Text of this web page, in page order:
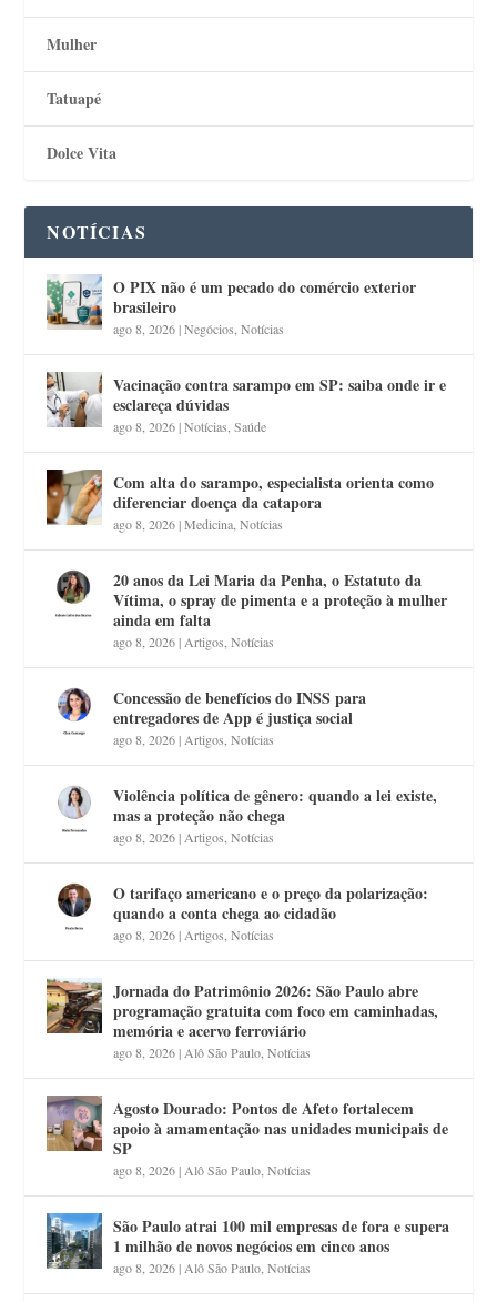
Mulher
Tatuapé
Dolce Vita
NOTÍCIAS
O PIX não é um pecado do comércio exterior
brasileiro
ago 8, 2026|Negócios ,Notícias
Vacinação contra sarampo em SP: saiba onde ir e
esclareça dúvidas
ago 8, 2026|Notícias ,Saúde
Com alta do sarampo, especialista orienta como
diferenciar doença da catapora
ago 8, 2026|Medicina ,Notícias
20 anos da Lei Maria da Penha, o Estatuto da
Vítima, o spray de pimenta e a proteção à mulher
ainda em falta
ago 8, 2026| Artigos ,Notícias
Concessão de benefícios do INSS para
entregadores de App é justiça social
ago 8, 2026| Artigos ,Notícias
Violência política de gênero: quando a lei existe,
mas a proteção não chega
ago 8, 2026| Artigos ,Notícias
O tarifaço americano e o preço da polarização:
quando a conta chega ao cidadão
ago 8, 2026| Artigos ,Notícias
Jornada do Patrimônio 2026: São Paulo abre
programação gratuita com foco em caminhadas,
memória e acervo ferroviário
ago 8, 2026| Alô São Paulo ,Notícias
Agosto Dourado: Pontos de Afeto fortalecem
apoio à amamentação nas unidades municipais de
SP
ago 8, 2026| Alô São Paulo ,Notícias
São Paulo atrai 100 mil empresas de fora e supera
1 milhão de novos negócios em cinco anos
ago 8, 2026| Alô São Paulo ,Notícias